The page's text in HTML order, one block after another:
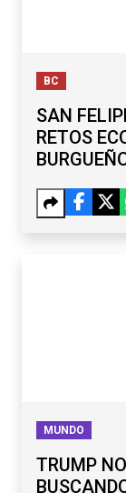
BC
SAN
RETOS
MUNDO
TRUMP